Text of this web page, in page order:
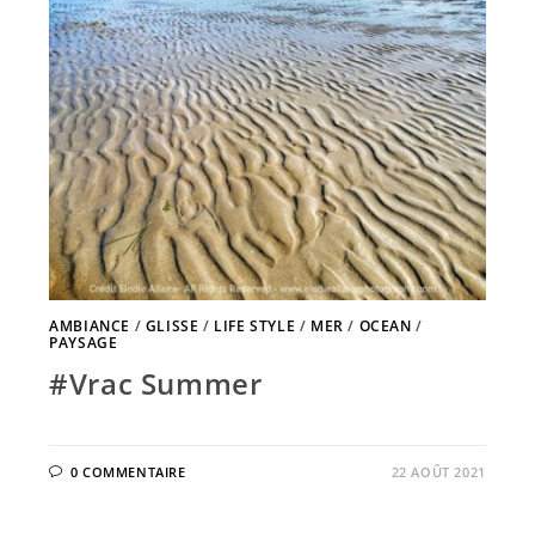
AMBIANCE / GLISSE / LIFE STYLE / MER / OCEAN /
PAYSAGE
#Vrac Summer
0 COMMENTAIRE 22 AOÛT 2021